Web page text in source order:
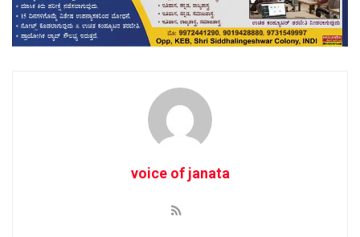
voice of janata